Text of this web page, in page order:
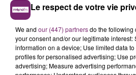
Le respect de votre vie
We and our (447) partnersdo the following
your consent and/or our legitimate interest:
information on a device; Use limited data
profiles for personalised advertising; Use
advertising; Measure advertising